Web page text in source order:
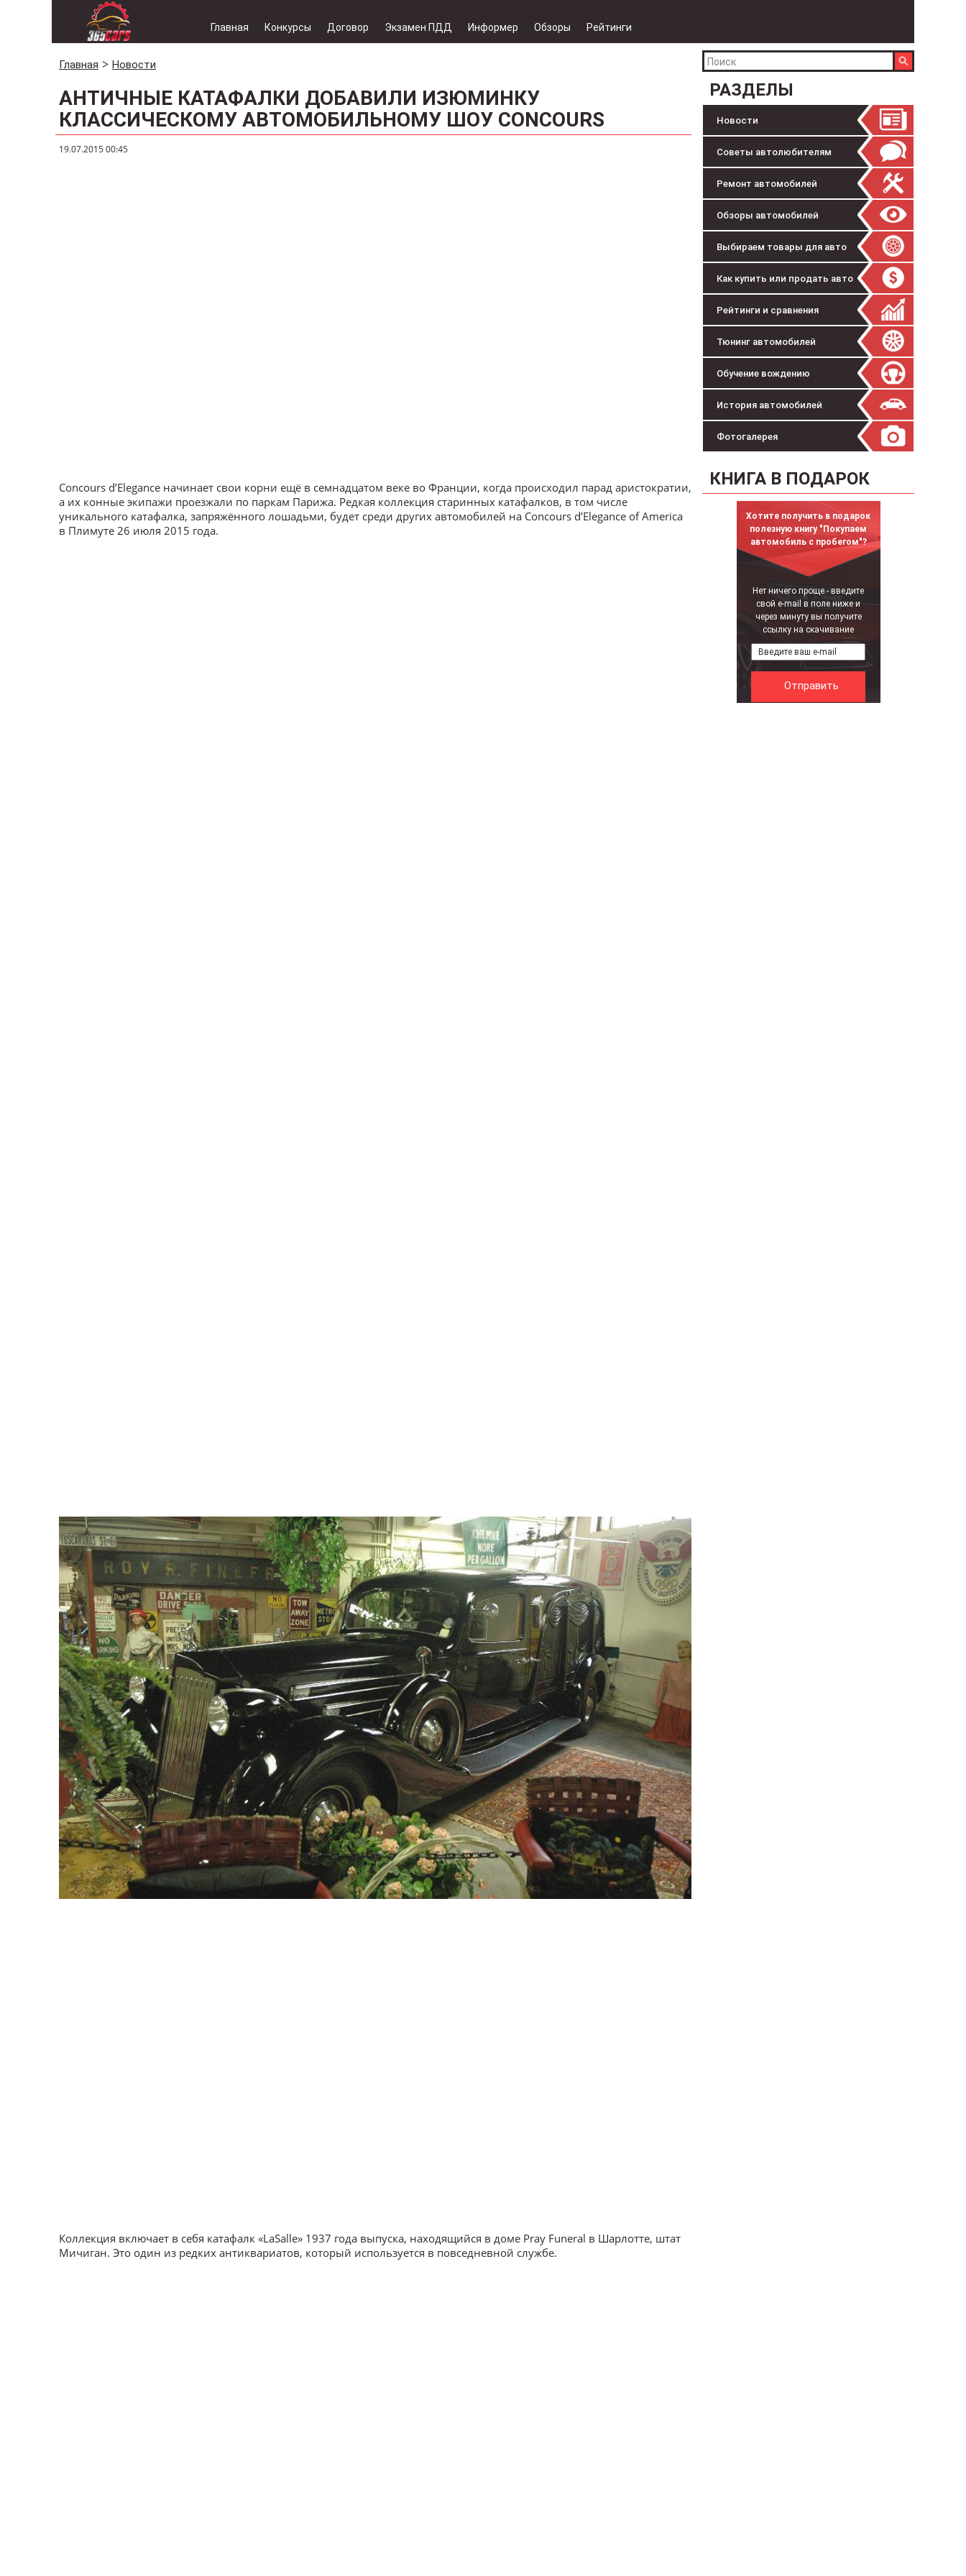
Главная Конкурсы Договор Экзамен ПДД Информер Обзоры Рейтинги
РАЗДЕЛЫ
Новости
Советы автолюбителям
Ремонт автомобилей
Обзоры автомобилей
Выбираем товары для авто
Как купить или продать авто
Рейтинги и сравнения
Тюнинг автомобилей
Обучение вождению
История автомобилей
Фотогалерея
КНИГА В ПОДАРОК
Хотите получить в подарок
полезную книгу "Покупаем
автомобиль с пробегом"?
Нет ничего проще - введите
свой e-mail в поле ниже и
через минуту вы получите
ссылку на скачивание
Главная Новости
АНТИЧНЫЕ КАТАФАЛКИ ДОБАВИЛИ ИЗЮМИНКУ
КЛАССИЧЕСКОМУ АВТОМОБИЛЬНОМУ ШОУ CONCOURS
19.07.2015 00:45
Concours d’Elegance начинает свои корни ещё в семнадцатом веке во Франции, когда происходил парад аристократии,
а их конные экипажи проезжали по паркам Парижа. Редкая коллекция старинных катафалков, в том числе
уникального катафалка, запряжённого лошадьми, будет среди других автомобилей на Concours d’Elegance of America
в Плимуте 26 июля 2015 года.
Коллекция включает в себя катафалк «LaSalle» 1937 года выпуска, находящийся в доме Pray Funeral в Шарлотте, штат
Мичиган. Это один из редких антиквариатов, который используется в повседневной службе.